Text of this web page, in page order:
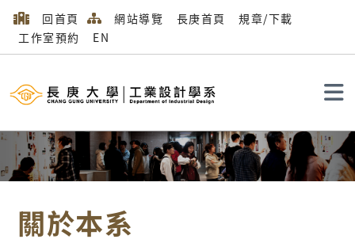
回首頁 網站導覽 長庚首頁
規章/下載
工作室預約
EN
關於本系